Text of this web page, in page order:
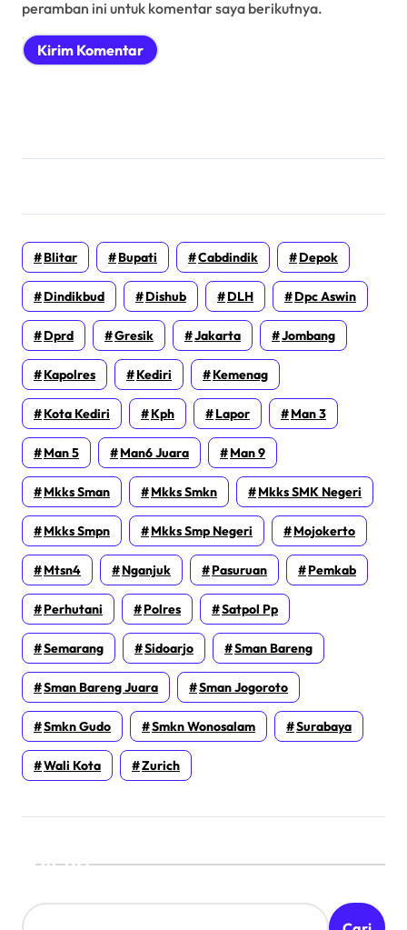
peramban ini untuk komentar saya berikutnya.
Blitar Bupati Cabdindik Depok
Dindikbud Dishub DLH Dpc Aswin
Dprd Gresik Jakarta Jombang
Kapolres Kediri Kemenag
Kota Kediri Kph Lapor Man 3
Man 5 Man6 Juara Man 9
Mkks Sman Mkks Smkn Mkks SMK Negeri
Mkks Smpn Mkks Smp Negeri Mojokerto
Mtsn4 Nganjuk Pasuruan Pemkab
Perhutani Polres Satpol Pp
Semarang Sidoarjo Sman Bareng
Sman Bareng Juara Sman Jogoroto
Smkn Gudo Smkn Wonosalam Surabaya
Wali Kota Zurich
Cari